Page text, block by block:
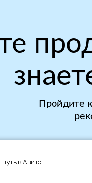
Пройдите
в Авито